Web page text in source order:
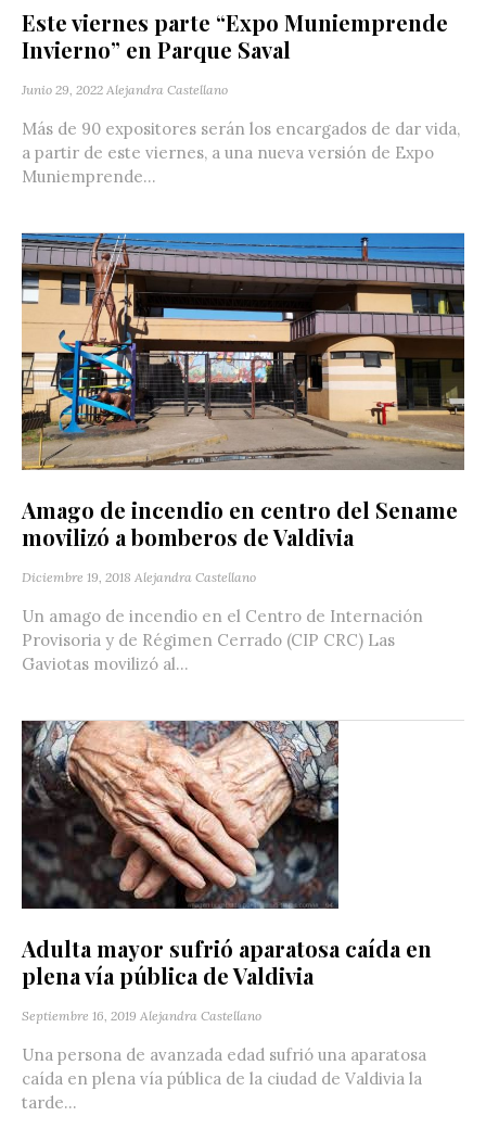
Este viernes parte “Expo Muniemprende
Invierno” en Parque Saval
Junio 29, 2022 Alejandra Castellano
Más de 90 expositores serán los encargados de dar vida,
a partir de este viernes, a una nueva versión de Expo
Muniemprende...
Amago de incendio en centro del Sename
movilizó a bomberos de Valdivia
Diciembre 19, 2018 Alejandra Castellano
Un amago de incendio en el Centro de Internación
Provisoria y de Régimen Cerrado (CIP CRC) Las
Gaviotas movilizó al...
Adulta mayor sufrió aparatosa caída en
plena vía pública de Valdivia
Septiembre 16, 2019 Alejandra Castellano
Una persona de avanzada edad sufrió una aparatosa
caída en plena vía pública de la ciudad de Valdivia la
tarde...